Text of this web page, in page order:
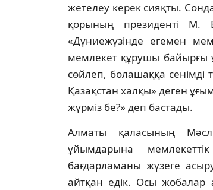
жетелеу керек сияқты.
қорының президентi М.
«Дүниежүзiнде егемен
мемлекет құрушы байырғы
сөйлеп, болашаққа сенiмдi
Қазақстан халқы» деген
жүрмiз бе?» деп бастады.
Алматы қаласының
ұйымдарына
бағдарламаны жүзеге
айтқан едiк. Осы жобалар